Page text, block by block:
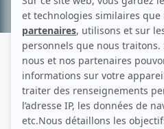
JEAN CHICOINE
Liens
Fiche de Jean Chicoine sur Showbizz.net